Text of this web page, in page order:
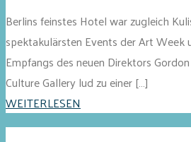
Berlins feinstes Hotel war zugleich
spektakulärsten Events der Art Week
Empfangs des neuen Direktors
Culture Gallery lud zu einer […]
WEITERLESEN